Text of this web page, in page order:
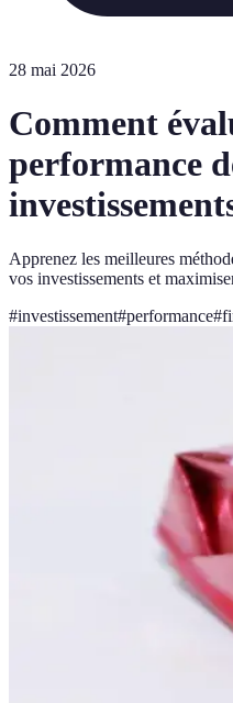
28 mai 2026
Comment
performance
Apprenez les meilleures
vos investissements et
#investissement#performance#